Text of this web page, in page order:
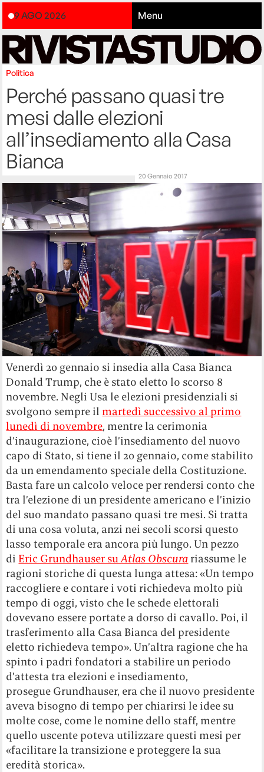
9 AGO 2026 Menu
Politica
Perché passano quasi tre
mesi dalle elezioni
all’insediamento alla Casa
Bianca
20 Gennaio 2017
Venerdì 20 gennaio si insedia alla Casa Bianca
Donald Trump, che è stato eletto lo scorso 8
novembre. Negli Usa le elezioni presidenziali si
svolgono sempre il martedì successivo al primo
lunedì di novembre, mentre la cerimonia
d’inaugurazione, cioè l’insediamento del nuovo
capo di Stato, si tiene il 20 gennaio, come stabilito
da un emendamento speciale della Costituzione.
Basta fare un calcolo veloce per rendersi conto che
tra l’elezione di un presidente americano e l’inizio
del suo mandato passano quasi tre mesi. Si tratta
di una cosa voluta, anzi nei secoli scorsi questo
lasso temporale era ancora più lungo. Un pezzo
di Eric Grundhauser suAtlas Obscura riassume le
ragioni storiche di questa lunga attesa: «Un tempo
raccogliere e contare i voti richiedeva molto più
tempo di oggi, visto che le schede elettorali
dovevano essere portate a dorso di cavallo. Poi, il
trasferimento alla Casa Bianca del presidente
eletto richiedeva tempo». Un’altra ragione che ha
spinto i padri fondatori a stabilire un periodo
d’attesta tra elezioni e insediamento,
prosegue Grundhauser, era che il nuovo presidente
aveva bisogno di tempo per chiarirsi le idee su
molte cose, come le nomine dello staff, mentre
quello uscente poteva utilizzare questi mesi per
«facilitare la transizione e proteggere la sua
eredità storica».